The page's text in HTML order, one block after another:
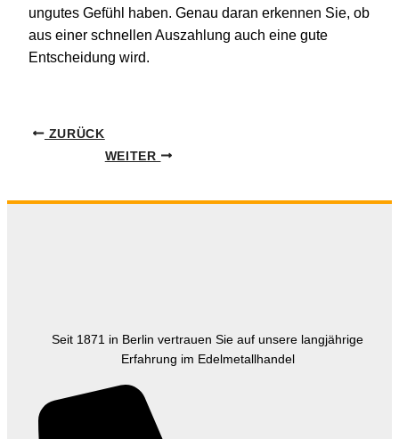
ungutes Gefühl haben. Genau daran erkennen Sie, ob
aus einer schnellen Auszahlung auch eine gute
Entscheidung wird.
ZURÜCK
WEITER
Seit 1871 in Berlin vertrauen Sie auf unsere langjährige
Erfahrung im Edelmetallhandel